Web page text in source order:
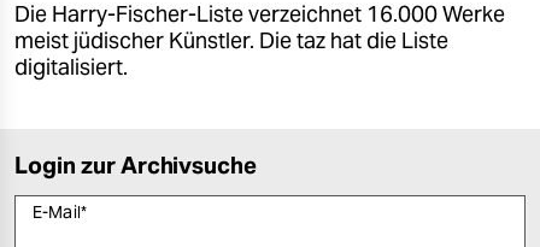
Die Harry-Fischer-Liste verzeichnet 16.000 Werke
meist jüdischer Künstler. Die taz hat die Liste
digitalisiert.
Login zur Archivsuche
E-Mail*